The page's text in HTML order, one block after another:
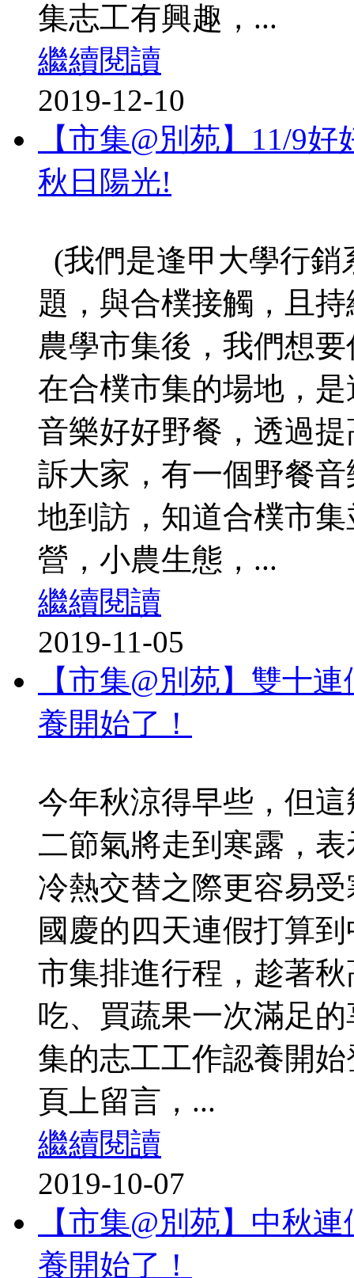
集志工有興趣，...
繼續閱讀
2019-12-10
【市集@別苑】11/9
秋日陽光!
(我們是逢甲大學行
題，與合樸接觸，且
農學市集後，我們想
在合樸市集的場地，
音樂好好野餐，透過
訴大家，有一個野餐
地到訪，知道合樸市
營，小農生態，...
繼續閱讀
2019-11-05
【市集@別苑】雙十
養開始了！
今年秋涼得早些，但
二節氣將走到寒露，
冷熱交替之際更容易
國慶的四天連假打算
市集排進行程，趁著
吃、買蔬果一次滿足
集的志工工作認養開
頁上留言，...
繼續閱讀
2019-10-07
【市集@別苑】中秋
養開始了！